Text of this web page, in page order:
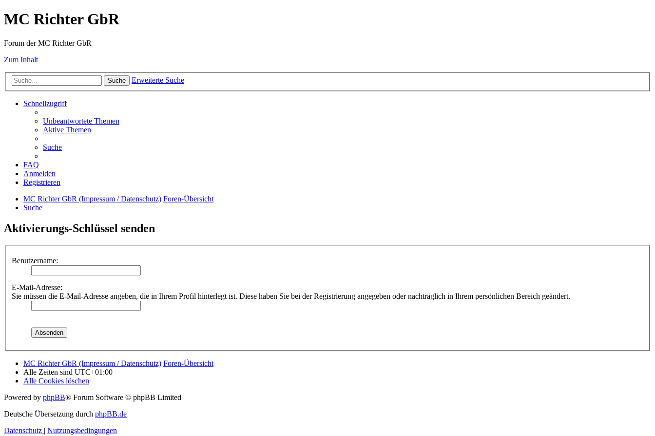
MC Richter GbR
Forum der MC Richter GbR
Zum Inhalt
Suche Erweiterte Suche
Schnellzugriff
Unbeantwortete Themen
Aktive Themen
Suche
FAQ
Anmelden
Registrieren
MC Richter GbR (Impressum / Datenschutz) Foren-Übersicht
Suche
Aktivierungs-Schlüssel senden
Benutzername:
E-Mail-Adresse:
Sie müssen die E-Mail-Adresse angeben, die in Ihrem Profil hinterlegt ist. Diese haben Sie bei der Registrierung angegeben oder nachträglich in Ihrem persönlichen Bereich geändert.
MC Richter GbR (Impressum / Datenschutz) Foren-Übersicht
Alle Zeiten sind UTC+01:00
Alle Cookies löschen
Powered by phpBB® Forum Software © phpBB Limited
Deutsche Übersetzung durch phpBB.de
Datenschutz | Nutzungsbedingungen